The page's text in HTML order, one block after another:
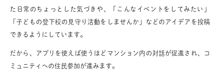
た日常のちょっとした気づきや、「こんなイベントをしてみたい」
「子どもの登下校の見守り活動をしませんか」などのアイデアを投稿
できるようにしています。
だから、アプリを使えば使うほどマンション内の対話が促進され、コ
ミュニティへの住民参加が進みます。